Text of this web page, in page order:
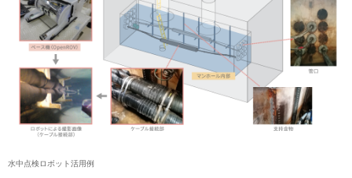
水中点検ロボット活用例